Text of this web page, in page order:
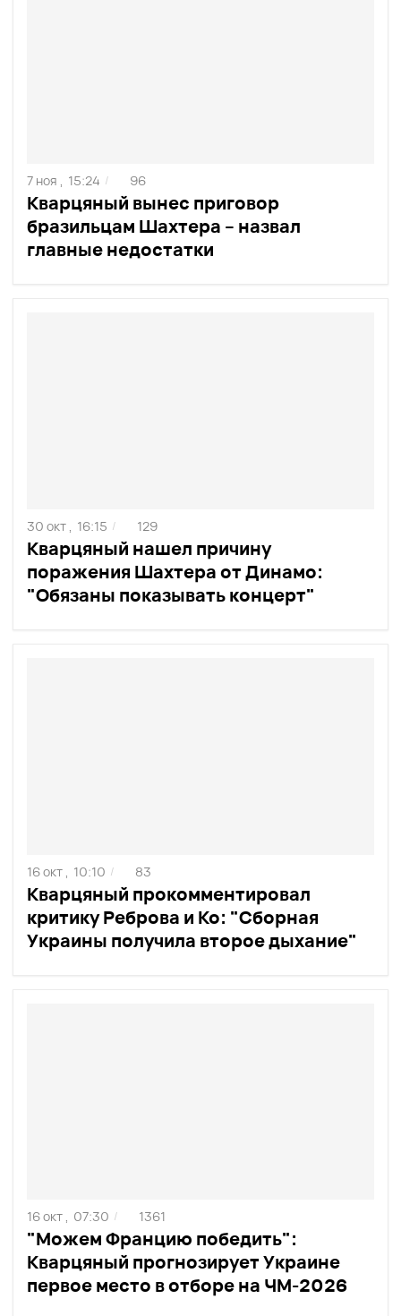
Кварцяный вынес приговор
бразильцам Шахтера – назвал
главные недостатки
7 ноя , 15:24 / 96
Кварцяный нашел причину
поражения Шахтера от Динамо:
"Обязаны показывать концерт"
30 окт , 16:15 / 129
Кварцяный прокомментировал
критику Реброва и Ко: "Сборная
Украины получила второе дыхание"
16 окт , 10:10 / 83
"Можем Францию победить":
Кварцяный прогнозирует Украине
первое место в отборе на ЧМ-2026
16 окт , 07:30 / 1361